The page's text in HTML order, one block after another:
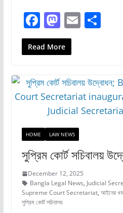
F
a
c
b
o
o
k
M
a
st
d
o
n
E S
Read More
HOME LAW NEWS
সুপ্রিম কোর্ট সচিবালয়
December 12, 2025
Bangla Legal News, Judicial
Supreme Court Secretariat, আইনের
সুপ্রিম কোর্ট সচিবালয়